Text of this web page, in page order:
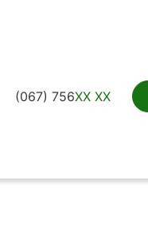
(067) 756XX XX